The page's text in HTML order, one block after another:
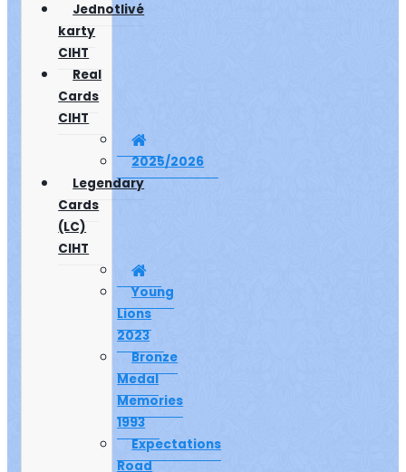
Jednotlivé
karty
CIHT
Real
Cards
CIHT
2025/2026
Legendary
Cards
(LC)
CIHT
Young
Lions
2023
Bronze
Medal
Memories
1993
Expectations
Road